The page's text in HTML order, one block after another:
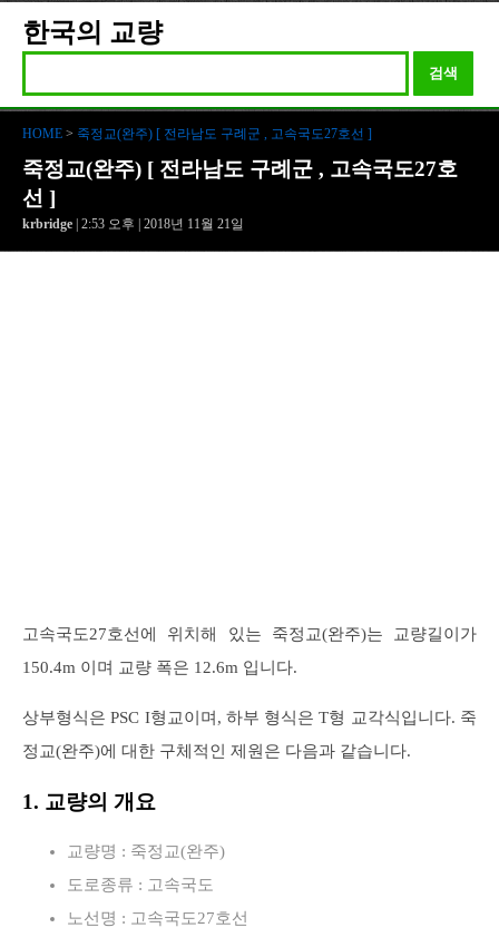
한국의 교량
검색
HOME > 죽정교(완주) [ 전라남도 구례군 , 고속국도27호선 ]
죽정교(완주) [ 전라남도 구례군 , 고속국도27호
선 ]
krbridge | 2:53 오후 | 2018년 11월 21일
고속국도27호선에 위치해 있는 죽정교(완주)는 교량길이가
150.4m 이며 교량 폭은 12.6m 입니다.
상부형식은 PSC I형교이며, 하부 형식은 T형 교각식입니다. 죽
정교(완주)에 대한 구체적인 제원은 다음과 같습니다.
1. 교량의 개요
교량명 : 죽정교(완주)
도로종류 : 고속국도
노선명 : 고속국도27호선